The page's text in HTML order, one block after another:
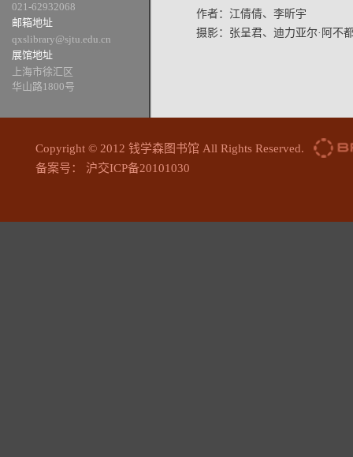
021-62932068
邮箱地址
qxslibrary@sjtu.edu.cn
展馆地址
上海市徐汇区
华山路1800号
作者：江倩倩、李昕宇
摄影：张呈君、迪力亚尔·阿不
Copyright © 2012 钱学森图书馆 All Rights Reserved.
备案号： 沪交ICP备20101030